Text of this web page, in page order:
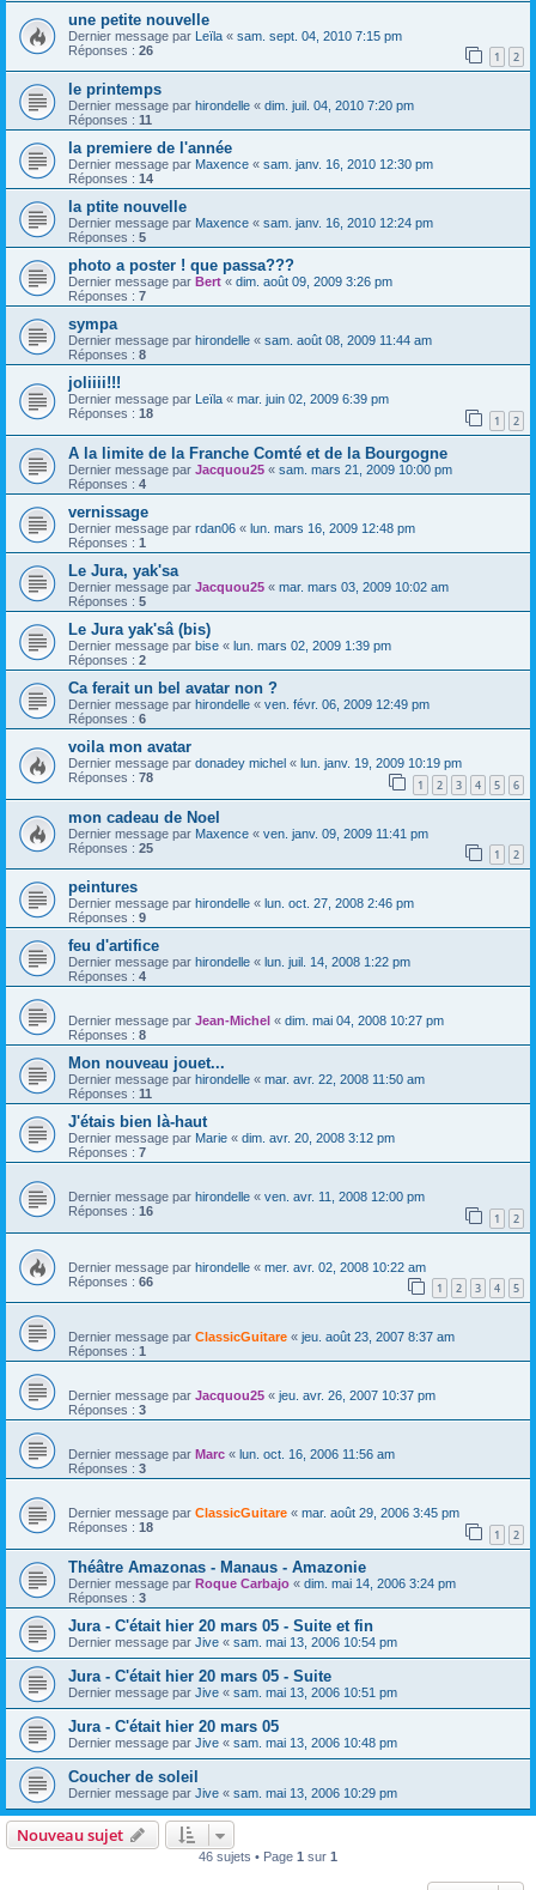
une petite nouvelle
Dernier message par Leïla « sam. sept. 04, 2010 7:15 pm
Réponses : 26 1 2
le printemps
Dernier message par hirondelle « dim. juil. 04, 2010 7:20 pm
Réponses : 11
la premiere de l'année
Dernier message par Maxence « sam. janv. 16, 2010 12:30 pm
Réponses : 14
la ptite nouvelle
Dernier message par Maxence « sam. janv. 16, 2010 12:24 pm
Réponses : 5
photo a poster ! que passa???
Dernier message par Bert « dim. août 09, 2009 3:26 pm
Réponses : 7
sympa
Dernier message par hirondelle « sam. août 08, 2009 11:44 am
Réponses : 8
joliiii!!!
Dernier message par Leïla « mar. juin 02, 2009 6:39 pm
Réponses : 18 1 2
A la limite de la Franche Comté et de la Bourgogne
Dernier message par Jacquou25 « sam. mars 21, 2009 10:00 pm
Réponses : 4
vernissage
Dernier message par rdan06 « lun. mars 16, 2009 12:48 pm
Réponses : 1
Le Jura, yak'sa
Dernier message par Jacquou25 « mar. mars 03, 2009 10:02 am
Réponses : 5
Le Jura yak'sâ (bis)
Dernier message par bise « lun. mars 02, 2009 1:39 pm
Réponses : 2
Ca ferait un bel avatar non ?
Dernier message par hirondelle « ven. févr. 06, 2009 12:49 pm
Réponses : 6
voila mon avatar
Dernier message par donadey michel « lun. janv. 19, 2009 10:19 pm
Réponses : 78 1 2 3 4 5 6
mon cadeau de Noel
Dernier message par Maxence « ven. janv. 09, 2009 11:41 pm
Réponses : 25 1 2
peintures
Dernier message par hirondelle « lun. oct. 27, 2008 2:46 pm
Réponses : 9
feu d'artifice
Dernier message par hirondelle « lun. juil. 14, 2008 1:22 pm
Réponses : 4
Dernier message par Jean-Michel « dim. mai 04, 2008 10:27 pm
Réponses : 8
Mon nouveau jouet...
Dernier message par hirondelle « mar. avr. 22, 2008 11:50 am
Réponses : 11
J'étais bien là-haut
Dernier message par Marie « dim. avr. 20, 2008 3:12 pm
Réponses : 7
Dernier message par hirondelle « ven. avr. 11, 2008 12:00 pm
Réponses : 16 1 2
Dernier message par hirondelle « mer. avr. 02, 2008 10:22 am
Réponses : 66 1 2 3 4 5
Dernier message par ClassicGuitare « jeu. août 23, 2007 8:37 am
Réponses : 1
Dernier message par Jacquou25 « jeu. avr. 26, 2007 10:37 pm
Réponses : 3
Dernier message par Marc « lun. oct. 16, 2006 11:56 am
Réponses : 3
Dernier message par ClassicGuitare « mar. août 29, 2006 3:45 pm
Réponses : 18 1 2
Théâtre Amazonas - Manaus - Amazonie
Dernier message par Roque Carbajo « dim. mai 14, 2006 3:24 pm
Réponses : 3
Jura - C'était hier 20 mars 05 - Suite et fin
Dernier message par Jive « sam. mai 13, 2006 10:54 pm
Jura - C'était hier 20 mars 05 - Suite
Dernier message par Jive « sam. mai 13, 2006 10:51 pm
Jura - C'était hier 20 mars 05
Dernier message par Jive « sam. mai 13, 2006 10:48 pm
Coucher de soleil
Dernier message par Jive « sam. mai 13, 2006 10:29 pm
Nouveau sujet
46 sujets • Page 1 sur 1